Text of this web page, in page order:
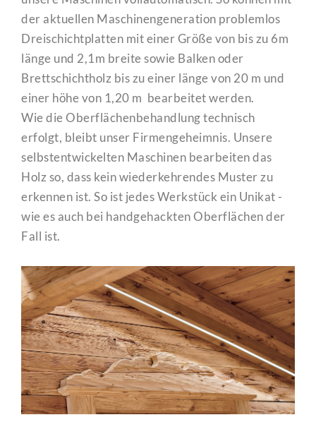
der aktuellen Maschinengeneration problemlos
Dreischichtplatten mit einer Größe von bis zu 6m
länge und 2,1m breite sowie Balken oder
Brettschichtholz bis zu einer länge von 20 m und
einer höhe von 1,20 m bearbeitet werden.
Wie die Oberflächenbehandlung technisch
erfolgt, bleibt unser Firmengeheimnis. Unsere
selbstentwickelten Maschinen bearbeiten das
Holz so, dass kein wiederkehrendes Muster zu
erkennen ist. So ist jedes Werkstück ein Unikat -
wie es auch bei handgehackten Oberflächen der
Fall ist.